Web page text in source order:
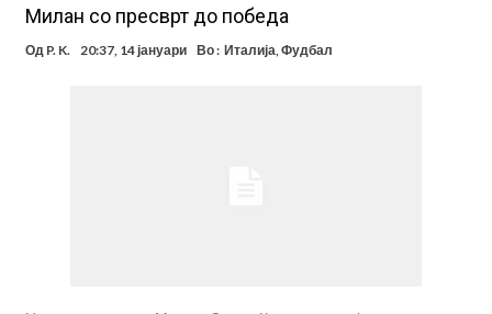
Милан со пресврт до победа
Од P. K. 20:37, 14 јануари Во : Италија Фудбал